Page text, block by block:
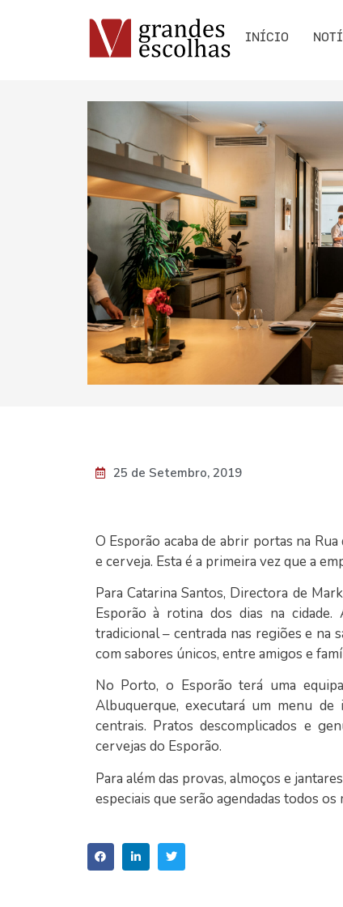
INÍCIO
25 de Setembro, 2019
O Esporão acaba de abrir portas na
e cerveja. Esta é a primeira vez que a
Para Catarina Santos, Directora de
Esporão à rotina dos dias na
tradicional – centrada nas regiões e na
com sabores únicos, entre amigos e
No Porto, o Esporão terá uma
Albuquerque, executará um menu
centrais. Pratos descomplicados e
cervejas do Esporão.
Para além das provas, almoços e
especiais que serão agendadas todos os